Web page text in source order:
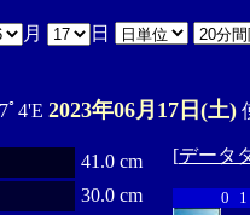
月 日
ﾟ4'E 2023年06月17日(土)
41.0 cm
30.0 cm
[データ
0 1